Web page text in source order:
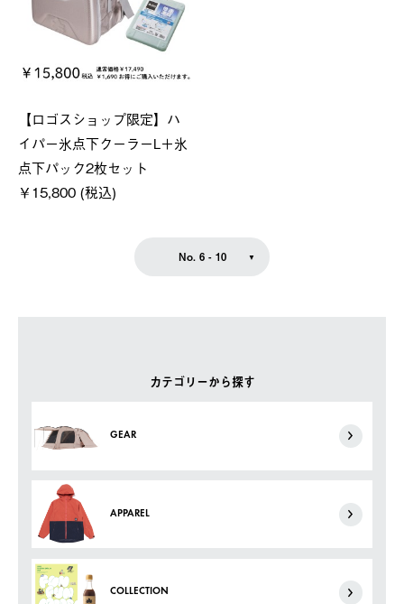
カテゴリーから探す
GEAR
APPAREL
COLLECTION
【ロゴスショップ限定】ハ
イパー氷点下クーラーL＋氷
点下パック2枚セット
￥15,800 (税込)
No. 6 - 10